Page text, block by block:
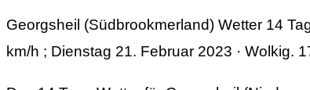
Georgsheil (Südbrookmerland) Wetter 14
km/h ; Dienstag 21. Februar 2023 · Wolkig.